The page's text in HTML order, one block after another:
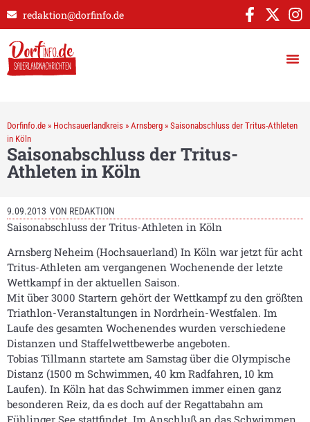
redaktion@dorfinfo.de
Dorfinfo.de » Hochsauerlandkreis » Arnsberg » Saisonabschluss der Tritus-Athleten
in Köln
Saisonabschluss der Tritus-
Athleten in Köln
9.09.2013 VON REDAKTION
Saisonabschluss der Tritus-Athleten in Köln
Arnsberg Neheim (Hochsauerland) In Köln war jetzt für acht
Tritus-Athleten am vergangenen Wochenende der letzte
Wettkampf in der aktuellen Saison.
Mit über 3000 Startern gehört der Wettkampf zu den größten
Triathlon-Veranstaltungen in Nordrhein-Westfalen. Im
Laufe des gesamten Wochenendes wurden verschiedene
Distanzen und Staffelwettbewerbe angeboten.
Tobias Tillmann startete am Samstag über die Olympische
Distanz (1500 m Schwimmen, 40 km Radfahren, 10 km
Laufen). In Köln hat das Schwimmen immer einen ganz
besonderen Reiz, da es doch auf der Regattabahn am